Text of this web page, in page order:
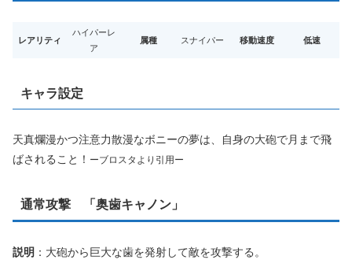
レアリティ
ハイパーレ
ア
属種 スナイパー 移動速度 低速
キャラ設定
天真爛漫かつ注意力散漫なボニーの夢は、自身の大砲で月まで飛
ばされること！ ーブロスタより引用ー
通常攻撃 「奥歯キャノン」
説明 ：大砲から巨大な歯を発射して敵を攻撃する。